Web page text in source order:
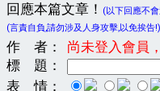
回應本篇文章！
(以下回應不
(言責自負,請勿涉及人身攻擊,以免挨告!)
作 者：
尚未登入會員
標 題：
表 情：